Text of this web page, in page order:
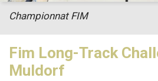
Fim Long-Track
Muldorf
Championnat FIM